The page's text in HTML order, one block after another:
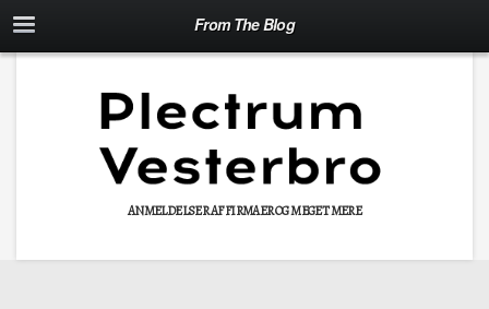
From The Blog
ANMELDELSER AF FIRMAER OG MEGET MERE